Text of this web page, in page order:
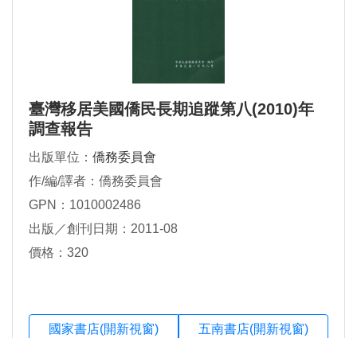
臺灣移居美國僑民長期追蹤第八(2010)年
調查報告
出版單位： 僑務委員會
作/編/譯者：僑務委員會
GPN：1010002486
出版／創刊日期：2011-08
價格：320
國家書店(開新視窗) 五南書店(開新視窗)